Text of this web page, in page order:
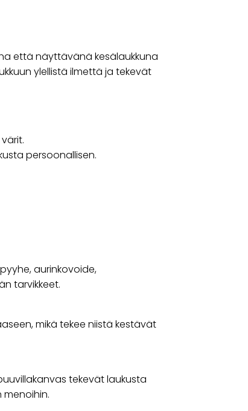
että näyttävänä kesälaukkuna
ylellistä ilmettä ja tekevät
persoonallisen.
aurinkovoide,
tarvikkeet.
mikä tekee niistä kestävät
tekevät laukusta
menoihin.